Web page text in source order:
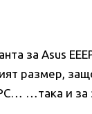
за Asus
размер,
…така и за